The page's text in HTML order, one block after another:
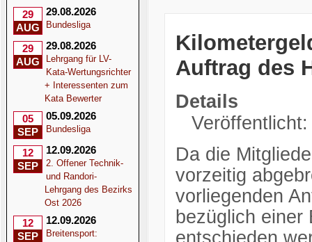
29
AUG
29.08.2026
Bundesliga
29
AUG
29.08.2026
Lehrgang für LV-
Kata-Wertungsrichter
+ Interessenten zum
Kata Bewerter
05
SEP
05.09.2026
Bundesliga
12
SEP
12.09.2026
2. Offener Technik-
und Randori-
Lehrgang des Bezirks
Ost 2026
12
SEP
12.09.2026
Breitensport:
Auftrag des
Details
Da die
vorzeitig
vorliegenden
bezüglich einer
entschieden